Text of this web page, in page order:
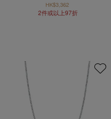
HK$3,362
2件或以上97折